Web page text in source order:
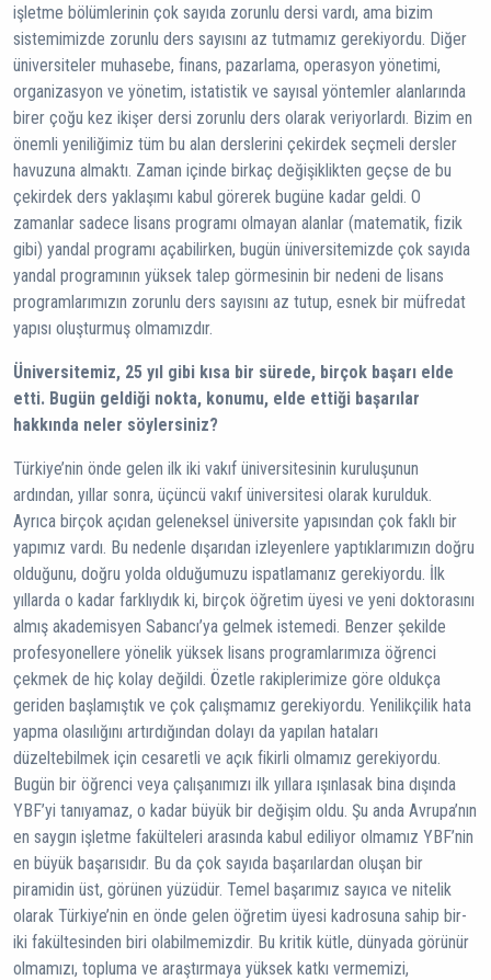
işletme bölümlerinin çok sayıda zorunlu dersi vardı, ama bizim
sistemimizde zorunlu ders sayısını az tutmamız gerekiyordu. Diğer
üniversiteler muhasebe, finans, pazarlama, operasyon yönetimi,
organizasyon ve yönetim, istatistik ve sayısal yöntemler alanlarında
birer çoğu kez ikişer dersi zorunlu ders olarak veriyorlardı. Bizim en
önemli yeniliğimiz tüm bu alan derslerini çekirdek seçmeli dersler
havuzuna almaktı. Zaman içinde birkaç değişiklikten geçse de bu
çekirdek ders yaklaşımı kabul görerek bugüne kadar geldi. O
zamanlar sadece lisans programı olmayan alanlar (matematik, fizik
gibi) yandal programı açabilirken, bugün üniversitemizde çok sayıda
yandal programının yüksek talep görmesinin bir nedeni de lisans
programlarımızın zorunlu ders sayısını az tutup, esnek bir müfredat
yapısı oluşturmuş olmamızdır.
Üniversitemiz, 25 yıl gibi kısa bir sürede, birçok başarı elde
etti. Bugün geldiği nokta, konumu, elde ettiği başarılar
hakkında neler söylersiniz?
Türkiye’nin önde gelen ilk iki vakıf üniversitesinin kuruluşunun
ardından, yıllar sonra, üçüncü vakıf üniversitesi olarak kurulduk.
Ayrıca birçok açıdan geleneksel üniversite yapısından çok faklı bir
yapımız vardı. Bu nedenle dışarıdan izleyenlere yaptıklarımızın doğru
olduğunu, doğru yolda olduğumuzu ispatlamanız gerekiyordu. İlk
yıllarda o kadar farklıydık ki, birçok öğretim üyesi ve yeni doktorasını
almış akademisyen Sabancı’ya gelmek istemedi. Benzer şekilde
profesyonellere yönelik yüksek lisans programlarımıza öğrenci
çekmek de hiç kolay değildi. Özetle rakiplerimize göre oldukça
geriden başlamıştık ve çok çalışmamız gerekiyordu. Yenilikçilik hata
yapma olasılığını artırdığından dolayı da yapılan hataları
düzeltebilmek için cesaretli ve açık fikirli olmamız gerekiyordu.
Bugün bir öğrenci veya çalışanımızı ilk yıllara ışınlasak bina dışında
YBF’yi tanıyamaz, o kadar büyük bir değişim oldu. Şu anda Avrupa’nın
en saygın işletme fakülteleri arasında kabul ediliyor olmamız YBF’nin
en büyük başarısıdır. Bu da çok sayıda başarılardan oluşan bir
piramidin üst, görünen yüzüdür. Temel başarımız sayıca ve nitelik
olarak Türkiye’nin en önde gelen öğretim üyesi kadrosuna sahip bir-
iki fakültesinden biri olabilmemizdir. Bu kritik kütle, dünyada görünür
olmamızı, topluma ve araştırmaya yüksek katkı vermemizi,